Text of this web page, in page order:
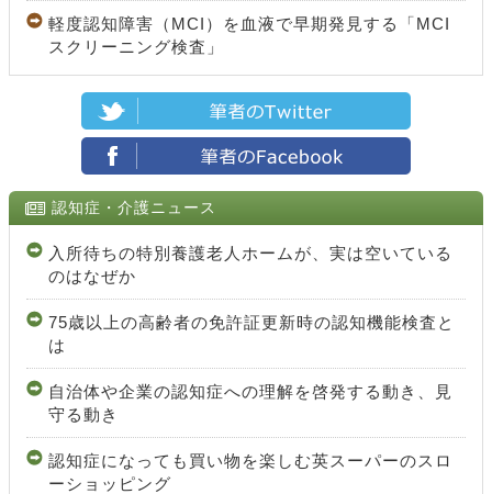
軽度認知障害（MCI）を血液で早期発見する「MCI
スクリーニング検査」
認知症・介護ニュース
入所待ちの特別養護老人ホームが、実は空いている
のはなぜか
75歳以上の高齢者の免許証更新時の認知機能検査と
は
自治体や企業の認知症への理解を啓発する動き、見
守る動き
認知症になっても買い物を楽しむ英スーパーのスロ
ーショッピング